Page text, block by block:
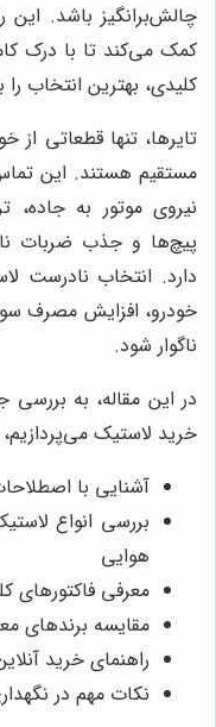
چالش‌برانگیز باشد. این
کمک می‌کند تا با درک
کلیدی، بهترین انتخاب
تایرها، تنها قطعاتی
مستقیم هستند. این
نیروی موتور به جاده،
پیچ‌ها و جذب ضربات
دارد. انتخاب نادرست
خودرو، افزایش مصرف
ناگوار شود.
در این مقاله، به
خرید لاستیک می‌پردازیم،
آشنایی با
بررسی انواع
هوایی
معرفی فاکتورهای
مقایسه برندهای
راهنمای خرید
نکات مهم در